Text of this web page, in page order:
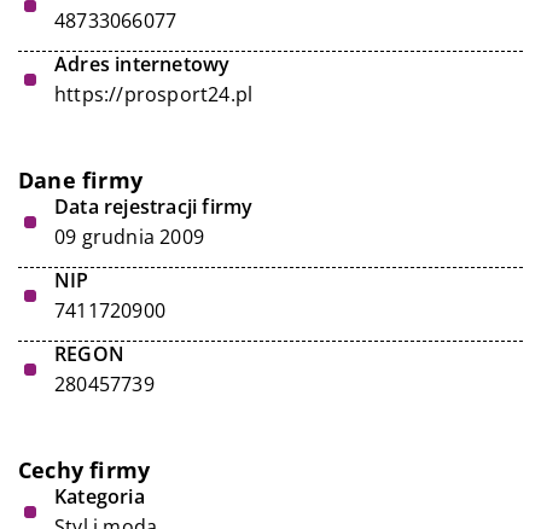
48733066077
Adres internetowy
https://prosport24.pl
Dane firmy
Data rejestracji firmy
09 grudnia 2009
NIP
7411720900
REGON
280457739
Cechy firmy
Kategoria